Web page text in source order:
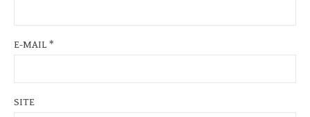
E-MAIL*
SITE